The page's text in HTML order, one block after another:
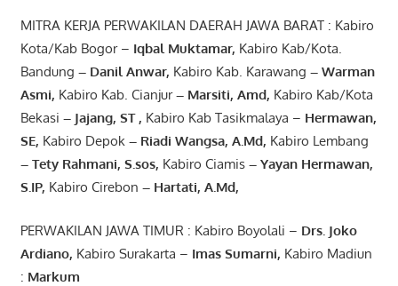
MITRA KERJA PERWAKILAN DAERAH JAWA BARAT : Kabiro
Kota/Kab Bogor – Iqbal Muktamar, Kabiro Kab/Kota.
Bandung – Danil Anwar, Kabiro Kab. Karawang –Warman
Asmi, Kabiro Kab. Cianjur– Marsiti, Amd, Kabiro Kab/Kota
Bekasi – Jajang, ST , Kabiro Kab Tasikmalaya – Hermawan,
SE, Kabiro Depok– Riadi Wangsa, A.Md, Kabiro Lembang
– Tety Rahmani, S.sos, Kabiro Ciamis– Yayan Hermawan,
S.IP, Kabiro Cirebon – Hartati, A.Md,
PERWAKILAN JAWA TIMUR : Kabiro Boyolali – Drs. Joko
Ardiano, Kabiro Surakarta – Imas Sumarni, Kabiro Madiun
: Markum